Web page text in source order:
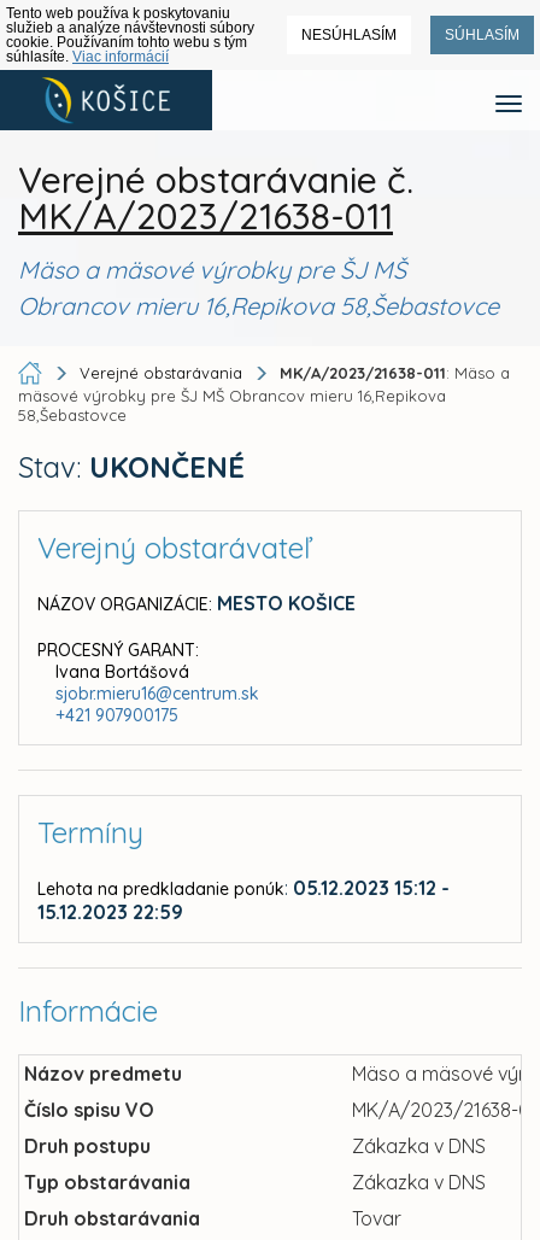
Tento web používa k poskytovaniu
služieb a analýze návštevnosti súbory
cookie. Používaním tohto webu s tým
súhlasíte. Viac informácií
NESÚHLASÍM SÚHLASÍM
Verejné obstarávanie č.
MK/A/2023/21638-011
Mäso a mäsové výrobky pre ŠJ MŠ
Obrancov mieru 16,Repikova 58,Šebastovce
Verejné obstarávania MK/A/2023/21638-011: Mäso a
mäsové výrobky pre ŠJ MŠ Obrancov mieru 16,Repikova
58,Šebastovce
Stav: UKONČENÉ
Verejný obstarávateľ
NÁZOV ORGANIZÁCIE: MESTO KOŠICE
PROCESNÝ GARANT:
Ivana Bortášová
sjobr.mieru16@centrum.sk
+421 907900175
Termíny
Lehota na predkladanie ponúk: 05.12.2023 15:12 -
15.12.2023 22:59
Informácie
Názov predmetu
Mäso a mäsové
Číslo spisu VO
MK/A/2023/21638-
Druh postupu
Zákazka v DNS
Typ obstarávania
Zákazka v DNS
Druh obstarávania
Tovar